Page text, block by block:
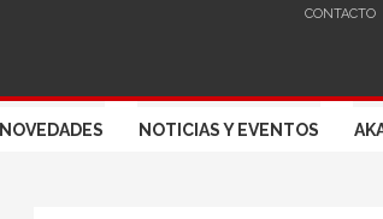
CONTACTO
NOVEDADES NOTICIAS Y EVENTOS